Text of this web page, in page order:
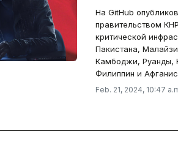
На GitHub
правительством
критической
Пакистана,
Камбоджи, Руанды,
Филиппин и
Feb. 21, 2024, 10:47